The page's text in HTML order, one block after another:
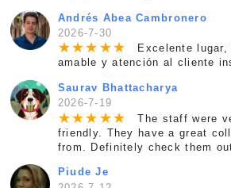
Andrés Abea Cambronero
2026-7-30
★★★ ★★
Excelente lugar,
amable y atención al cliente
Saurav Bhattacharya
2026-7-19
★★★ ★★
The staff were
friendly. They have a great
from. Definitely check them
Piude Je